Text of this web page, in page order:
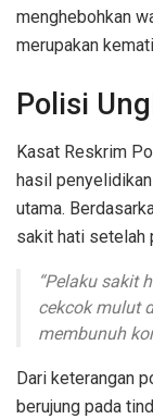
menghebohkan
merupakan
Polisi
Kasat Reskrim
hasil
utama.
sakit hati setelah
“Pelaku sakit
cekcok mulut
membunuh
Dari keterangan
berujung pada